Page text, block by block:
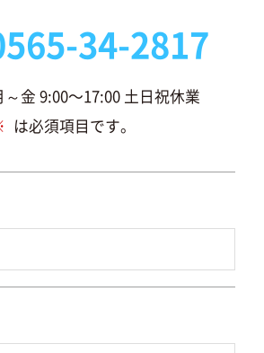
34-2817
～金 9:00〜17:00 土日祝休業
は必須項目です。